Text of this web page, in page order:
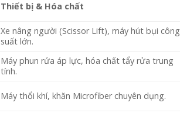
Thiết bị & Hóa chất
Xe nâng người (Scissor Lift), máy hút bụi công
suất lớn.
Máy phun rửa áp lực, hóa chất tẩy rửa trung
tính.
Máy thổi khí, khăn Microfiber chuyên dụng.